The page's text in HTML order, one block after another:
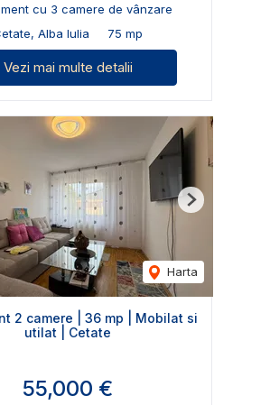
cu 3 camere de vânzare
Alba Iulia
75 mp
Vezi mai multe detalii
Harta
Next
2 camere | 36 mp | Mobilat si
utilat | Cetate
55,000 €